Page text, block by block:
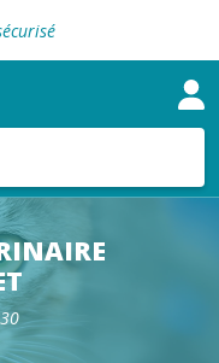
vétérinaire
vétérinaire
vétérinaire